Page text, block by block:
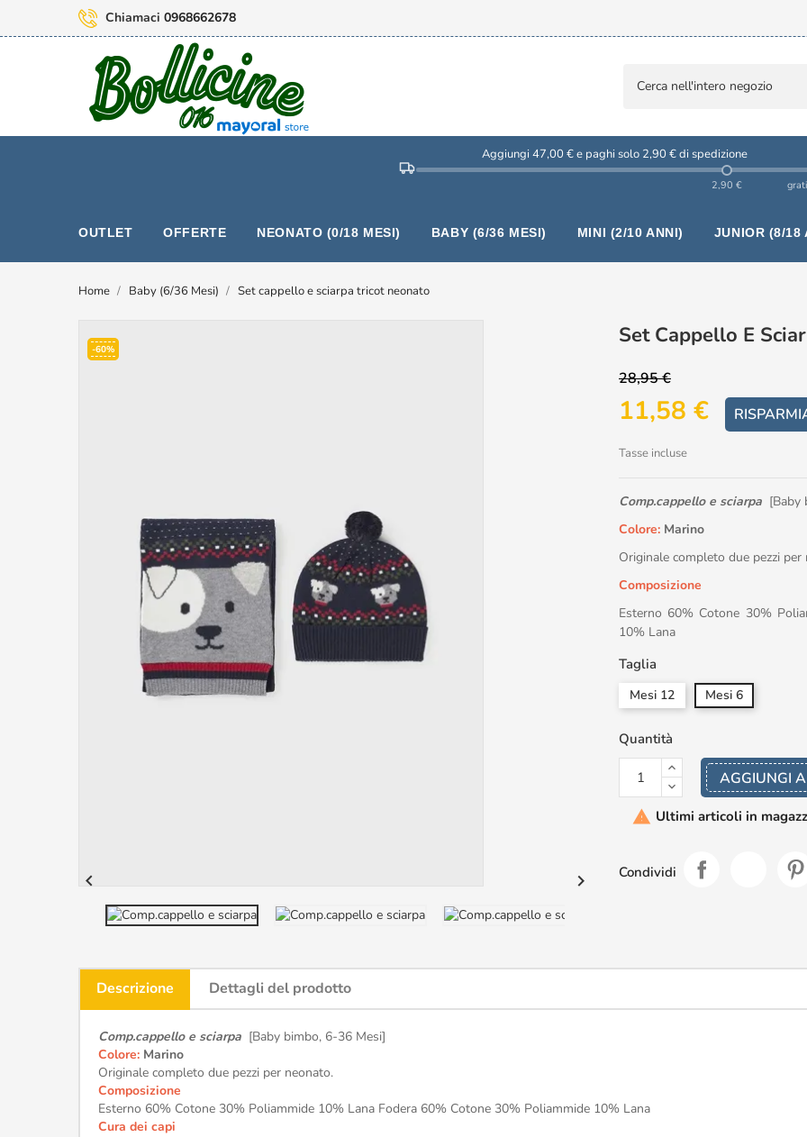
Chiamaci 0968662678
Aggiungi 47,00 € e paghi solo 2,90 € di spedizione
2,90 €
OUTLET OFFERTE NEONATO (0/18 MESI) BABY (6/36 MESI) MINI (2/10 ANNI) JUNIOR (8/18
Home Baby (6/36 Mesi) Set cappello e sciarpa tricot neonato
-60%
 
Set Cappello E
28,95 €
11,58 €
Tasse incluse
Comp.cappello e sciarpa [Baby
Colore: Marino
Originale completo due pezzi per
Composizione
Esterno 60% Cotone 30%
10% Lana
Taglia
Mesi 12 Mesi 6
Quantità
AGGIUNGI
 Ultimi articoli in
Condividi
Descrizione Dettagli del prodotto
Comp.cappello e sciarpa [Baby bimbo, 6-36 Mesi]
Colore: Marino
Originale completo due pezzi per neonato.
Composizione
Esterno 60% Cotone 30% Poliammide 10% Lana Fodera 60% Cotone 30% Poliammide 10% Lana
Cura dei capi